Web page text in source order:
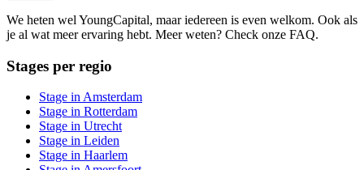
We heten wel YoungCapital, maar iedereen is even welkom. Ook als
je al wat meer ervaring hebt. Meer weten? Check onze FAQ.
Stages per regio
Stage in Amsterdam
Stage in Rotterdam
Stage in Utrecht
Stage in Leiden
Stage in Haarlem